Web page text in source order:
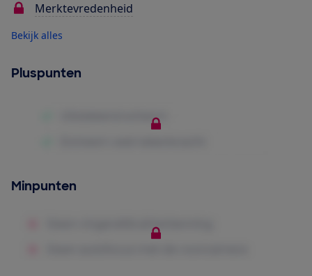
Merktevredenheid
Bekijk alles
Pluspunten
Minpunten